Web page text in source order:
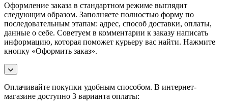
Оформление заказа в стандартном режиме выглядит
следующим образом. Заполняете полностью форму по
последовательным этапам: адрес, способ доставки, оплаты,
данные о себе. Советуем в комментарии к заказу написать
информацию, которая поможет курьеру вас найти. Нажмите
кнопку «Оформить заказ».
Оплачивайте покупки удобным способом. В интернет-
магазине доступно 3 варианта оплаты: